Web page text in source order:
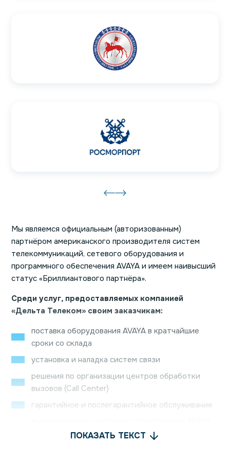
Мы являемся официальным (авторизованным)
партнёром американского производителя систем
телекоммуникаций, сетевого оборудования и
программного обеспечения AVAYA и имеем наивысший
статус «Бриллиантового партнёра».
Среди услуг, предоставляемых компанией
«Дельта Телеком» своим заказчикам:
поставка оборудования AVAYA в кратчайшие
сроки со склада
установка и наладка систем связи
решения по организации центров обработки
вызовов (Call Center)
гарантийное и послегарантийное обслуживание
отсроченные платежи
ПОКАЗАТЬ ТЕКСТ